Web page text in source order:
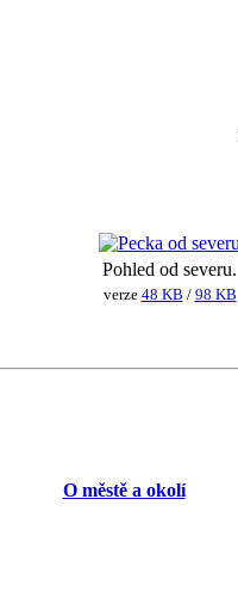
Pohled od severu.
verze 48 KB / 98 KB
O městě a okolí